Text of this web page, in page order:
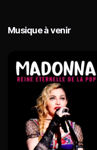
Musique à venir